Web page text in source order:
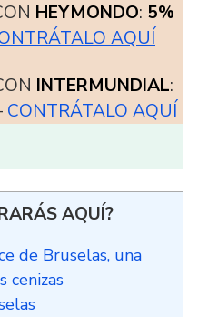
HEYMONDO: 5%
AQUÍ
INTERMUNDIAL:
CONTRÁTALO AQUÍ
AQUÍ?
de Bruselas, una
cenizas